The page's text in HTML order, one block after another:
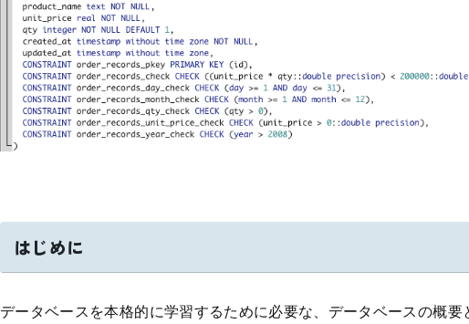
はじめに
データベースを本格的に学習するために必要な、データベースの概要